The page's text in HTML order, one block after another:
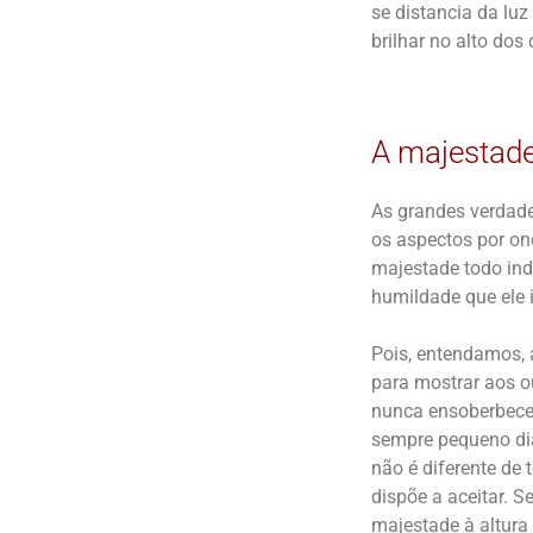
se distancia da
brilhar no alto dos
A
As grandes
os aspectos por
majestade todo
humildade que ele
Pois,
para mostrar aos
nunca
sempre pequeno
não é diferente de
dispõe a aceitar.
majestade à